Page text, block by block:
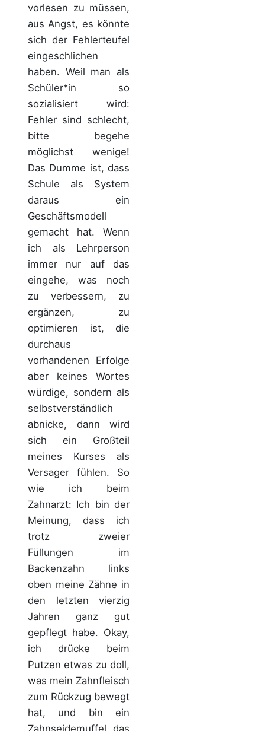
vorlesen zu müssen,
aus Angst, es könnte
sich der Fehlerteufel
eingeschlichen
haben. Weil man als
Schüler*in so
sozialisiert wird:
Fehler sind schlecht,
bitte begehe
möglichst wenige!
Das Dumme ist, dass
Schule als System
daraus ein
Geschäftsmodell
gemacht hat. Wenn
ich als Lehrperson
immer nur auf das
eingehe, was noch
zu verbessern, zu
ergänzen, zu
optimieren ist, die
durchaus
vorhandenen Erfolge
aber keines Wortes
würdige, sondern als
selbstverständlich
abnicke, dann wird
sich ein Großteil
meines Kurses als
Versager fühlen. So
wie ich beim
Zahnarzt: Ich bin der
Meinung, dass ich
trotz zweier
Füllungen im
Backenzahn links
oben meine Zähne in
den letzten vierzig
Jahren ganz gut
gepflegt habe. Okay,
ich drücke beim
Putzen etwas zu doll,
was mein Zahnfleisch
zum Rückzug bewegt
hat, und bin ein